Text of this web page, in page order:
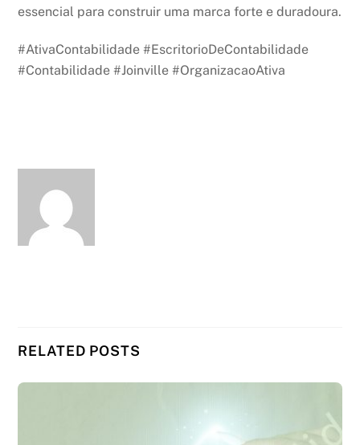
essencial para construir uma marca forte e duradoura.
#AtivaContabilidade #EscritorioDeContabilidade
#Contabilidade #Joinville #OrganizacaoAtiva
RELATED POSTS